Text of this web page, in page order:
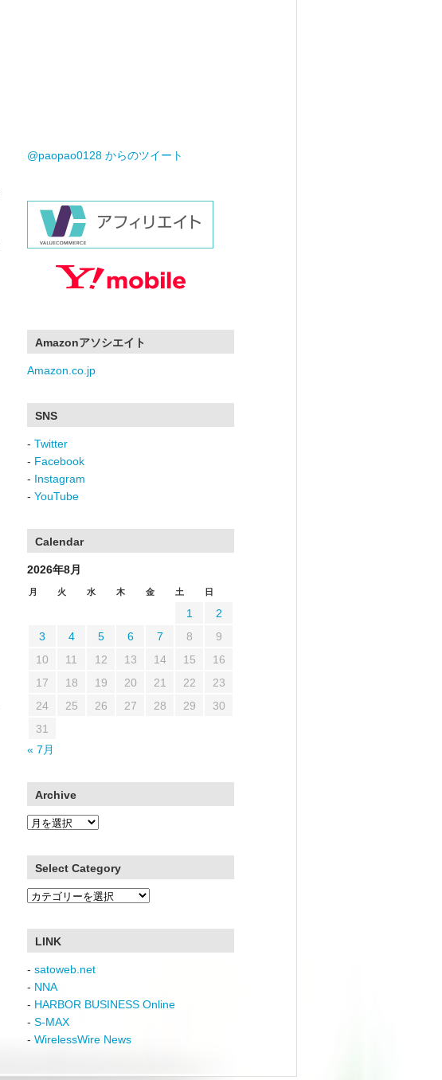
@paopao0128 からのツイート
Amazonアソシエイト
Amazon.co.jp
SNS
- Twitter
- Facebook
- Instagram
- YouTube
Calendar
2026年8月
月 火 水 木 金 土 日
1
2
3
4 5 6 7 8
9
10
11 12 13 14 15
16
17
18 19 20 21 22
23
24
25 26 27 28 29
30
31
« 7月
Archive
Archive
Select Category
Select
LINK
- satoweb.net
- NNA
- HARBOR BUSINESS Online
- S-MAX
- WirelessWire News